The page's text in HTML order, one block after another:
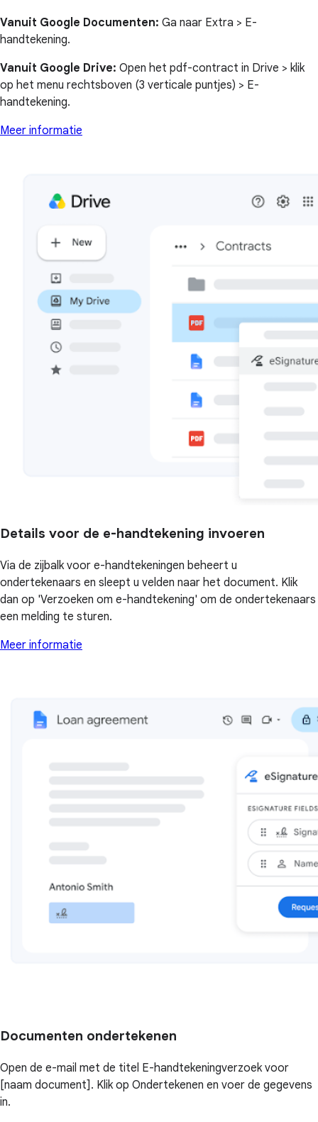
Vanuit Google Documenten: Ga naar Extra > E-
handtekening.
Vanuit Google Drive: Open het pdf-contract in Drive > klik
op het menu rechtsboven (3 verticale puntjes) > E-
handtekening.
Meer informatie
Details voor de e-handtekening invoeren
Via de zijbalk voor e-handtekeningen beheert u
ondertekenaars en sleept u velden naar het document. Klik
dan op 'Verzoeken om e-handtekening' om de ondertekenaars
een melding te sturen.
Meer informatie
Documenten ondertekenen
Open de e-mail met de titel E-handtekeningverzoek voor
[naam document]. Klik op Ondertekenen en voer de gegevens
in.